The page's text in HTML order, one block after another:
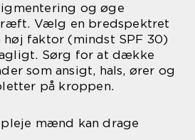
og øge
Vælg en bredspektret
høj faktor (mindst SPF 30)
Sørg for at dække
som ansigt, hals, ører og
på kroppen.
mænd kan drage